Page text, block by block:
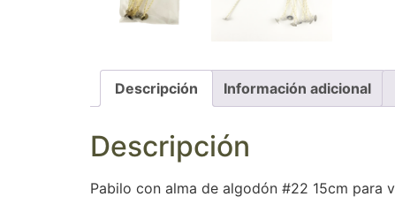
Descripción Información adicional
Descripción
Pabilo con alma de algodón #22 15cm para